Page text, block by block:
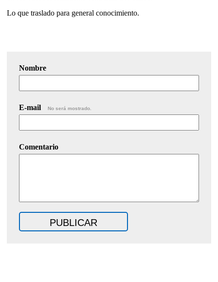
Lo que traslado para general conocimiento.
Nombre
E-mail No será mostrado.
Comentario